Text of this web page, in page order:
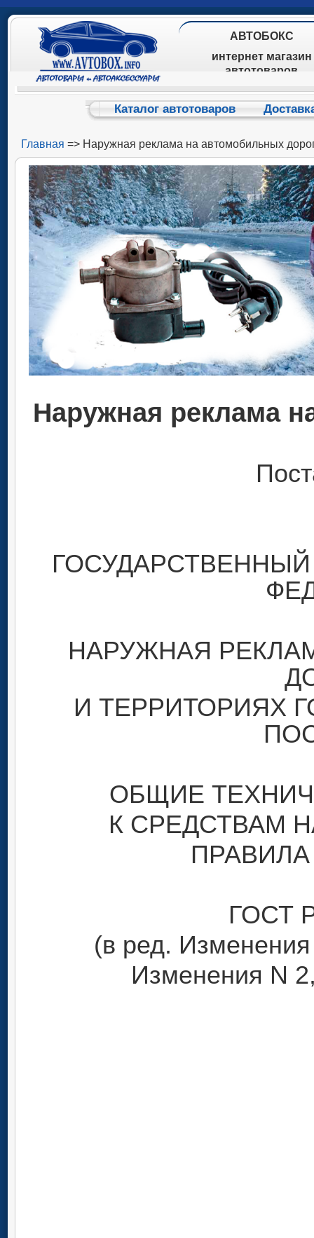
АВТОБОКС
интернет магазин
автотоваров
Каталог автотоваров
Главная => Наружная реклама на автомобильных
Наружная реклама
НАРУЖНАЯ
И ТЕРРИТОРИЯХ
ОБЩИЕ
К СРЕДСТВАМ
ПРАВИЛА
ГОСТ
(в ред.
Изменения N